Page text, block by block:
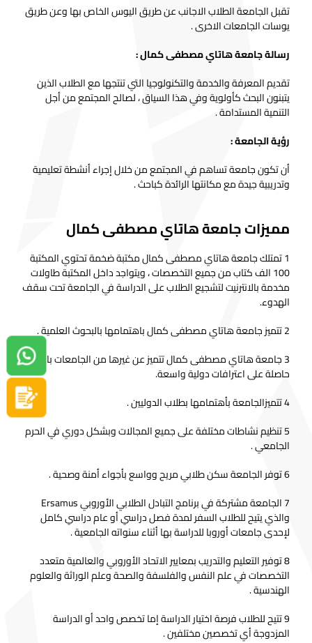
تقبل الجامعة الطلاب الاجانب عن طريق اليوس الخاص بها وعن طريق
يوسات الجامعات الاخرى .
رسالة جامعة هاتاي مصطفى كمال :
تقديم المعرفة والخدمة والتكنولوجيا التي تنتجها مع الطلاب الذين
يتبنون البحث كأولوية وفي هذا السياق ، لصالح المجتمع من أجل
التنمية المستدامة .
رؤية الجامعة :
أن تكون جامعة تساهم في المجتمع من خلال إجراء أنشطة تعليمية
وتدريبية جيدة مع مكانتها الرائدة كباحث .
مميزات جامعة هاتاي مصطفى كمال
1 تمتلك جامعة هاتاي مصطفى كمال مكتبة ضخمة تحتوي المكتبة
100 الف كتاب من جميع التخصصات ، ويتواجد داخل المكتبة طاولات
مخدمة بالانترنيت لتشجيع الطلاب على الدراسة في الجامعة تحت سقف
الهدوء.
2 تتميز جامعة هاتاي مصطفى كمال باهتمامها بالبحوث العلمية .
3 جامعة هاتاي مصطفى كمال تتميز عن غيرها من الجامعات بانها
حاصلة على اعترافات دولية واسعة.
4 تتميزالجامعة بأهتمامها بطلاب الدوليين .
5 تنظيم نشاطات مختلفة على جميع المجالات وبشكل دوري في الحرم
الجامعي .
6 توفر الجامعة سكن طلابي مريح وواسع بأجواء أمنة وصحية .
7 الجامعة مشتركة في برنامج التبادل الطلابي الأوروبي Ersamus
والذي يتيح للطلاب السفر لمدة فصل دراسي أو عام دراسي كامل
لإحدى جامعات أوروبا للدراسة بها أثناء سنواته الجامعية .
8 توفير التعليم والتدريب بمعايير الاتحاد الأوروبي والعالمية متعدد
التخصصات في علم النفس والفلسفة والصحة وعلم الوراثة والعلوم
الهندسية .
9 تتيح للطلاب فرصة اختيار الدراسة إما تخصص واحد أو الدراسة
المزدوجة أي تخصصين مختلفين .
دردشة واتساب
سجل الآن